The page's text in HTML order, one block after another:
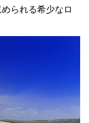
られる希少なロ